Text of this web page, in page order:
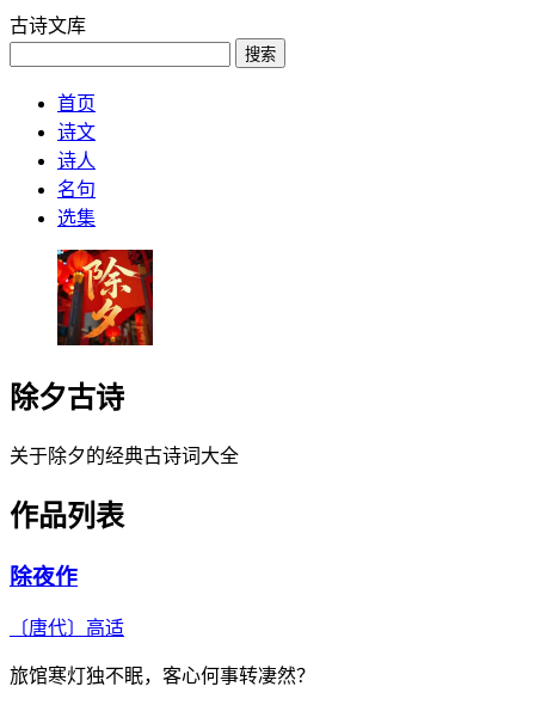
古诗文库
搜索
首页
诗文
诗人
名句
选集
除夕古诗
关于除夕的经典古诗词大全
作品列表
除夜作
〔唐代〕 高适
旅馆寒灯独不眠，客心何事转凄然？